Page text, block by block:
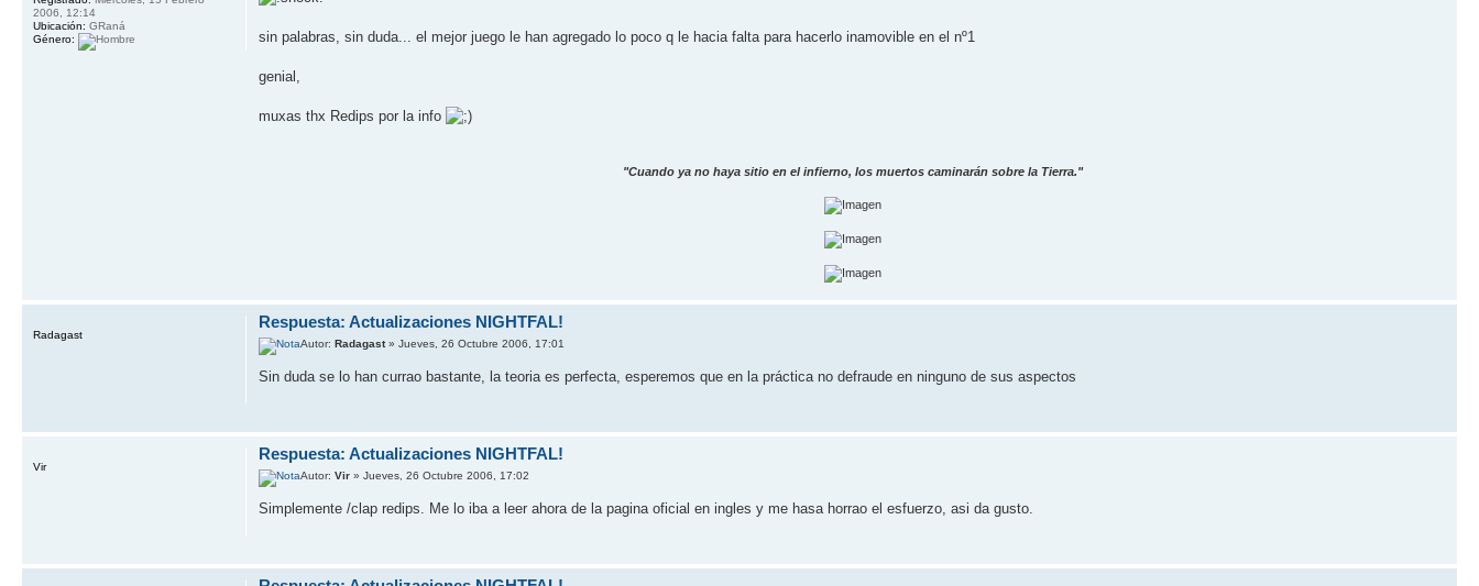
sin palabras, sin duda... el mejor juego le han agregado lo poco q le hacia falta para hacerlo inamovible en el nº1
genial,
muxas thx Redips por la info
"Cuando ya no haya sitio en el infierno, los muertos caminarán sobre la Tierra."
2006, 12:14
Ubicación: GRaná
Género:
Respuesta: Actualizaciones NIGHTFAL!
Autor:Radagast» Jueves, 26 Octubre 2006, 17:01
Sin duda se lo han currao bastante, la teoria es perfecta, esperemos que en la práctica no defraude en ninguno de sus aspectos
Radagast
Respuesta: Actualizaciones NIGHTFAL!
Autor:Vir » Jueves, 26 Octubre 2006, 17:02
Simplemente /clap redips. Me lo iba a leer ahora de la pagina oficial en ingles y me hasa horrao el esfuerzo, asi da gusto.
Vir